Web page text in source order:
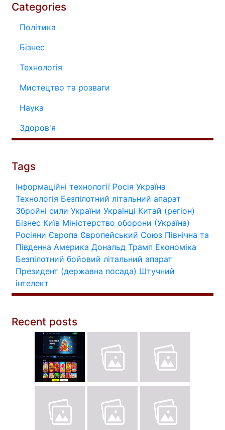
Categories
Політика
Бізнес
Технологія
Мистецтво та розваги
Наука
Здоров'я
Tags
Інформаційні технології Росія Україна
Технологія Безпілотний літальний апарат
Збройні сили України Українці Китай (регіон)
Бізнес Київ Міністерство оборони (Україна)
Росіяни Європа Європейський Союз Північна та
Південна Америка Дональд Трамп Економіка
Безпілотний бойовий літальний апарат
Президент (державна посада) Штучний
інтелект
Recent posts